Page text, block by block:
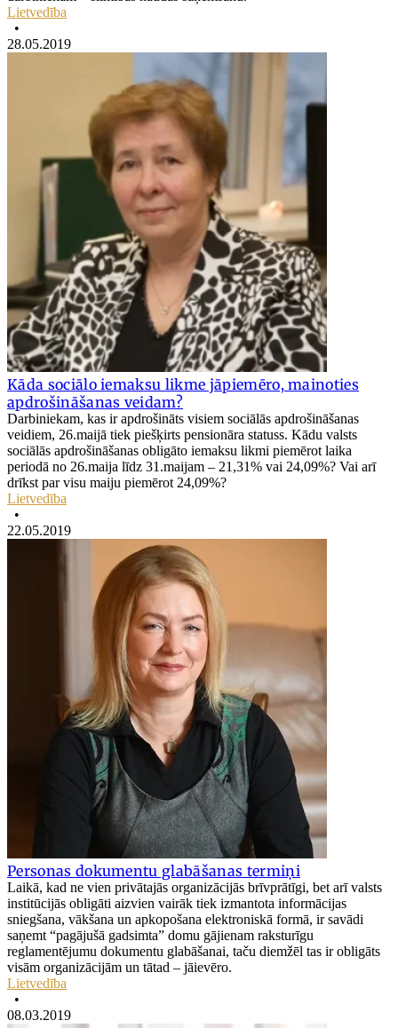
Lietvedība
•
28.05.2019
Kāda sociālo iemaksu likme jāpiemēro, mainoties
apdrošināšanas veidam?
Darbiniekam, kas ir apdrošināts visiem sociālās apdrošināšanas
veidiem, 26.maijā tiek piešķirts pensionāra statuss. Kādu valsts
sociālās apdrošināšanas obligāto iemaksu likmi piemērot laika
periodā no 26.maija līdz 31.maijam – 21,31% vai 24,09%? Vai arī
drīkst par visu maiju piemērot 24,09%?
Lietvedība
•
22.05.2019
Personas dokumentu glabāšanas termiņi
Laikā, kad ne vien privātajās organizācijās brīvprātīgi, bet arī valsts
institūcijās obligāti aizvien vairāk tiek izmantota informācijas
sniegšana, vākšana un apkopošana elektroniskā formā, ir savādi
saņemt “pagājušā gadsimta” domu gājienam raksturīgu
reglamentējumu dokumentu glabāšanai, taču diemžēl tas ir obligāts
visām organizācijām un tātad – jāievēro.
Lietvedība
•
08.03.2019